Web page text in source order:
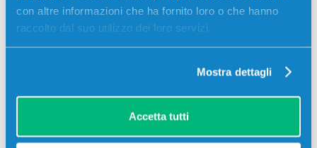
con altre informazioni che ha fornito loro o che hanno
raccolto dal suo utilizzo dei loro servizi.
Mostra dettagli
Accetta tutti